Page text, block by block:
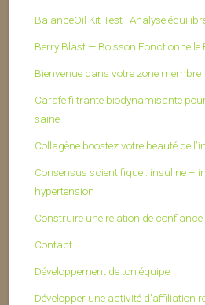
BalanceOil Kit Test | Analyse
Berry Blast — Boisson Fonctionnelle
Bienvenue dans votre zone membre
Carafe filtrante biodynamisante
saine
Collagène boostez votre beauté de
Consensus scientifique : insuline –
hypertension
Construire une relation de
Contact
Développement de ton équipe
Développer une activité d’affiliation